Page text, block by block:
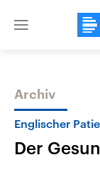
Close
Themen
Archiv
Englischer
Der